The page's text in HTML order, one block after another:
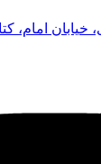
امام،